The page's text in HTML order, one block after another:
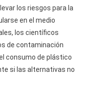
los riesgos para la
en el medio
los científicos
de contaminación
consumo de plástico
si las alternativas no